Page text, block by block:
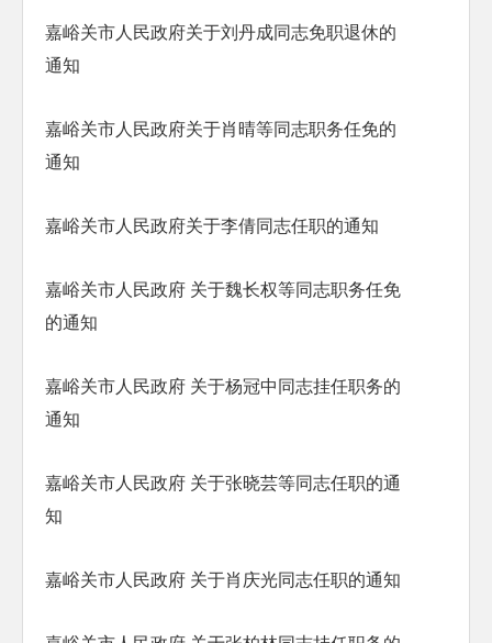
嘉峪关市人民政府关于刘丹成同志免职退休的
通知
嘉峪关市人民政府关于肖晴等同志职务任免的
通知
嘉峪关市人民政府关于李倩同志任职的通知
嘉峪关市人民政府 关于魏长权等同志职务任免
的通知
嘉峪关市人民政府 关于杨冠中同志挂任职务的
通知
嘉峪关市人民政府 关于张晓芸等同志任职的通
知
嘉峪关市人民政府 关于肖庆光同志任职的通知